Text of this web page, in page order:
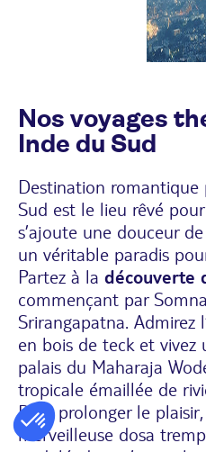
Nos voyages
Inde du Sud
Destination romantique
Sud est le lieu rêvé pour
s’ajoute une douceur
un véritable paradis
Partez à la découverte
commençant par
Srirangapatna. Admirez
en bois de teck et vivez
palais du Maharaja
tropicale émaillée de
Pour prolonger le
merveilleuse dosa